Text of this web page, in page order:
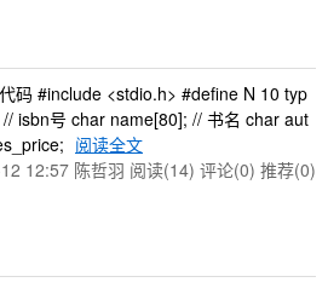
码 #include <stdio.h> #define N 10 typ
isbn号 char name[80]; // 书名 char aut
阅读全文
12:57 陈哲羽 阅读(14) 评论(0) 推荐(0)